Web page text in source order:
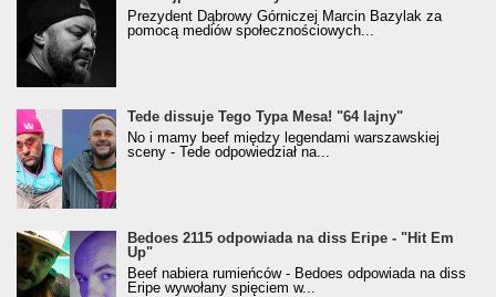
Prezydent Dąbrowy Górniczej Marcin Bazylak za
pomocą mediów społecznościowych...
Tede dissuje Tego Typa Mesa! "64 lajny"
No i mamy beef między legendami warszawskiej
sceny - Tede odpowiedział na...
Bedoes 2115 odpowiada na diss Eripe - "Hit Em
Up"
Beef nabiera rumieńców - Bedoes odpowiada na diss
Eripe wywołany spięciem w...